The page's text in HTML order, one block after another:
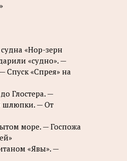
«Нор-зерн
«судно». —
Спуск «Спрея» на
Глостера. —
шлюпки. — От
море. — Госпожа
«Явы». —